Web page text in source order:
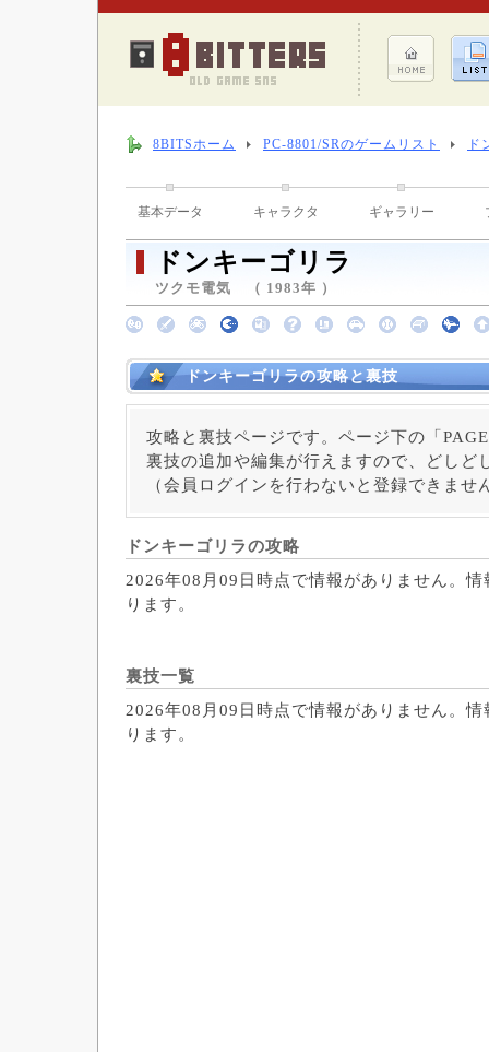
8BITSホーム PC-8801/SRのゲームリスト ド
基本データ キャラクタ ギャラリー
ドンキーゴリラ
ツクモ電気 （ 1983年 ）
ドンキーゴリラの攻略と裏技
攻略と裏技ページです。ページ下の「
裏技の追加や編集が行えますので、どしど
（会員ログインを行わないと登録できませ
ドンキーゴリラの攻略
2026年08月09日時点で情報がありません。
ります。
裏技一覧
2026年08月09日時点で情報がありません。
ります。